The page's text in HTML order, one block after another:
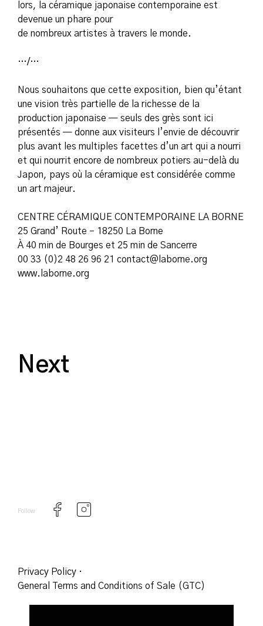
lors, la céramique japonaise contemporaine est
devenue un phare pour
de nombreux artistes à travers le monde.
…/…
Nous souhaitons que cette exposition, bien qu’étant
une vision très partielle de la richesse de la
production japonaise — seuls des grès sont ici
présentés — donne aux visiteurs l’envie de découvrir
plus avant les multiples facettes d’un art qui a nourri
et qui nourrit encore de nombreux potiers au-delà du
Japon, pays où la céramique est considérée comme
un art majeur.
CENTRE CÉRAMIQUE CONTEMPORAINE LA BORNE
25 Grand’ Route – 18250 La Borne
À 40 min de Bourges et 25 min de Sancerre
00 33 (0)2 48 26 96 21 contact@laborne.org
www.laborne.org
Next
Follow
Privacy Policy ·
General Terms and Conditions of Sale (GTC)